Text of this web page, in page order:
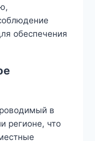
обеспечения
в
регионе, что